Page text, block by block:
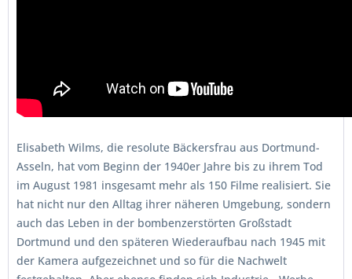
Elisabeth Wilms, die resolute Bäckersfrau aus Dortmund-
Asseln, hat vom Beginn der 1940er Jahre bis zu ihrem Tod
im August 1981 insgesamt mehr als 150 Filme realisiert. Sie
hat nicht nur den Alltag ihrer näheren Umgebung, sondern
auch das Leben in der bombenzerstörten Großstadt
Dortmund und den späteren Wiederaufbau nach 1945 mit
der Kamera aufgezeichnet und so für die Nachwelt